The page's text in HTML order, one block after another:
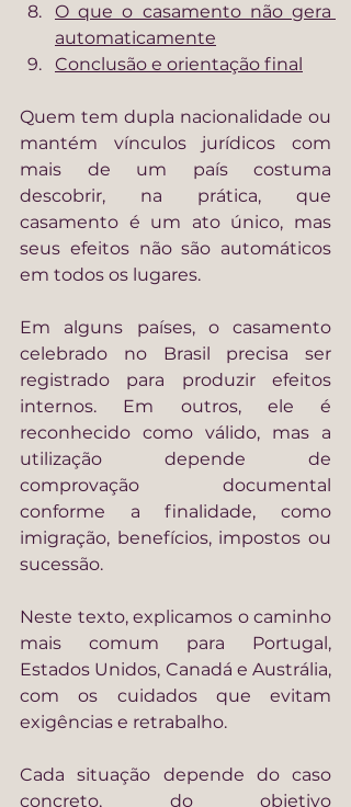
O que o casamento não gera
automaticamente
Conclusão e orientação final
Quem tem dupla nacionalidade ou
mantém vínculos jurídicos com
mais de um país costuma
descobrir, na prática, que
casamento é um ato único, mas
seus efeitos não são automáticos
em todos os lugares.
Em alguns países, o casamento
celebrado no Brasil precisa ser
registrado para produzir efeitos
internos. Em outros, ele é
reconhecido como válido, mas a
utilização depende de
comprovação documental
conforme a finalidade, como
imigração, benefícios, impostos ou
sucessão.
Neste texto, explicamos o caminho
mais comum para Portugal,
Estados Unidos, Canadá e Austrália,
com os cuidados que evitam
exigências e retrabalho.
Cada situação depende do caso
concreto, do objetivo